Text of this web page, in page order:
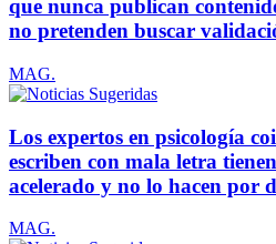
que nunca publican
no pretenden buscar
MAG.
Los expertos en psicología
escriben con mala letra
acelerado y no lo hacen por
MAG.